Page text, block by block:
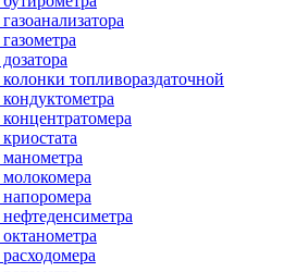
топливораздаточной